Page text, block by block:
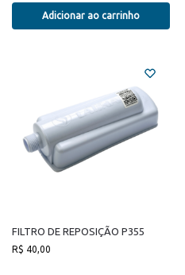
Adicionar ao carrinho
FILTRO DE REPOSIÇÃO P355
R$ 40,00